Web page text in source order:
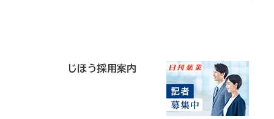
じほう採用案内